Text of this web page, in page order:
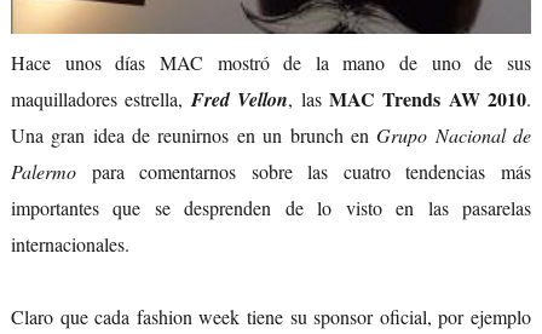
Hace unos días MAC mostró de la mano de uno de sus
maquilladores estrella, Fred Vellon, las MAC Trends AW 2010.
Una gran idea de reunirnos en un brunch enGrupo Nacional de
Palermopara comentarnos sobre las cuatro tendencias más
importantes que se desprenden de lo visto en las pasarelas
internacionales.
Claro que cada fashion week tiene su sponsor oficial, por ejemplo